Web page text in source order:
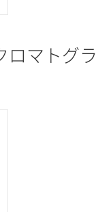
ロマトグラ